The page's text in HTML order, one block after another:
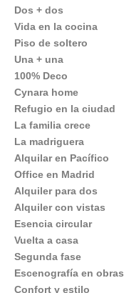
Dos + dos
Vida en la cocina
Piso de soltero
Una + una
100% Deco
Cynara home
Refugio en la ciudad
La familia crece
La madriguera
Alquilar en Pacífico
Office en Madrid
Alquiler para dos
Alquiler con vistas
Esencia circular
Vuelta a casa
Segunda fase
Escenografía en obras
Confort y estilo